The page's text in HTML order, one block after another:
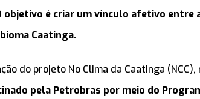
objetivo é criar um vínculo afetivo entre
Caatinga.
do projeto No Clima da Caatinga
pela Petrobras por meio do